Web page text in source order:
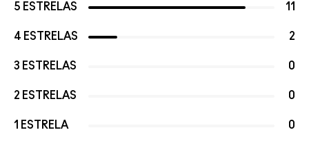
5 ESTRELAS 11
4 ESTRELAS 2
3 ESTRELAS 0
2 ESTRELAS 0
1 ESTRELA 0